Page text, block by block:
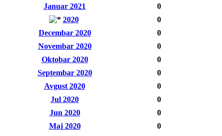
Januar 2021
0
2020
0
Decembar 2020
0
Novembar 2020
0
Oktobar 2020
0
Septembar 2020
0
Avgust 2020
0
Jul 2020
0
Jun 2020
0
Maj 2020
0